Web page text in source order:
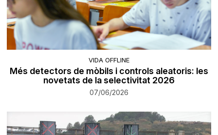
VIDA OFFLINE
Més detectors de mòbils i controls aleatoris: les
novetats de la selectivitat 2026
07/06/2026